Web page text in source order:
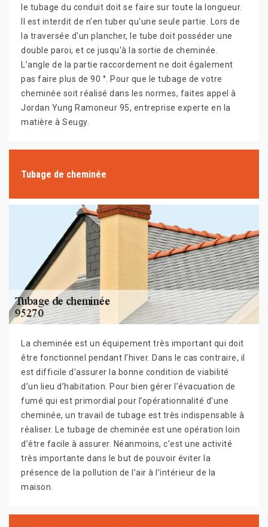
le tubage du conduit doit se faire sur toute la longueur.
Il est interdit de n'en tuber qu'une seule partie. Lors de
la traversée d'un plancher, le tube doit posséder une
double paroi, et ce jusqu'à la sortie de cheminée.
L'angle de la partie raccordement ne doit également
pas faire plus de 90 °. Pour que le tubage de votre
cheminée soit réalisé dans les normes, faites appel à
Jordan Yung Ramoneur 95, entreprise experte en la
matière à Seugy.
Tubage de cheminée
La cheminée est un équipement très important qui doit
être fonctionnel pendant l’hiver. Dans le cas contraire, il
est difficile d’assurer la bonne condition de viabilité
d’un lieu d’habitation. Pour bien gérer l’évacuation de
fumé qui est primordial pour l’opérationnalité d’une
cheminée, un travail de tubage est très indispensable à
réaliser. Le tubage de cheminée est une opération loin
d’être facile à assurer. Néanmoins, c’est une activité
très importante dans le but de pouvoir éviter la
présence de la pollution de l’air à l’intérieur de la
maison.